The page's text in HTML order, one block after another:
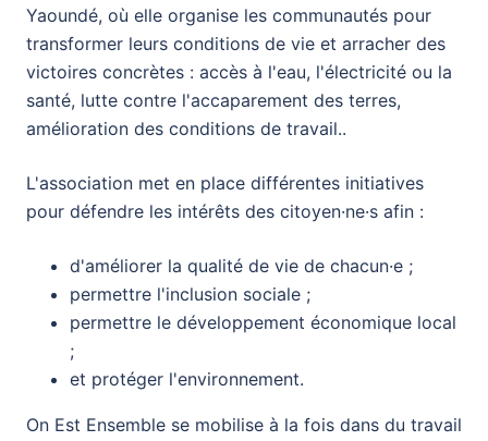
Yaoundé, où elle organise les communautés pour
transformer leurs conditions de vie et arracher des
victoires concrètes : accès à l'eau, l'électricité ou la
santé, lutte contre l'accaparement des terres,
amélioration des conditions de travail..
L'association met en place différentes initiatives
pour défendre les intérêts des citoyen·ne·s afin :
d'améliorer la qualité de vie de chacun·e ;
permettre l'inclusion sociale ;
permettre le développement économique local
;
et protéger l'environnement.
On Est Ensemble se mobilise à la fois dans du travail